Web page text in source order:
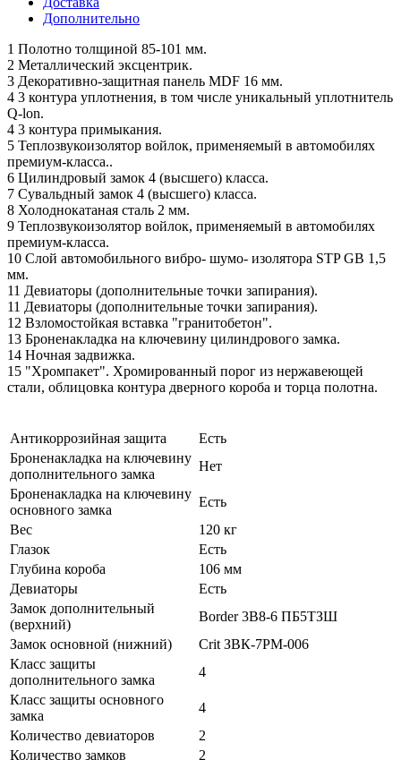
Дополнительно
1 Полотно толщиной 85-101 мм.
2 Металлический эксцентрик.
3 Декоративно-защитная панель MDF 16 мм.
4 3 контура уплотнения, в том числе уникальный уплотнитель
Q-lon.
4 3 контура примыкания.
5 Теплозвукоизолятор войлок, применяемый в автомобилях
премиум-класса..
6 Цилиндровый замок 4 (высшего) класса.
7 Сувальдный замок 4 (высшего) класса.
8 Холоднокатаная сталь 2 мм.
9 Теплозвукоизолятор войлок, применяемый в автомобилях
премиум-класса.
10 Слой автомобильного вибро- шумо- изолятора STP GB 1,5
мм.
11 Девиаторы (дополнительные точки запирания).
11 Девиаторы (дополнительные точки запирания).
12 Взломостойкая вставка "гранитобетон".
13 Броненакладка на ключевину цилиндрового замка.
14 Ночная задвижка.
15 "Хромпакет". Хромированный порог из нержавеющей
стали, облицовка контура дверного короба и торца полотна.
Антикоррозийная защита
Есть
Броненакладка на ключевину
дополнительного замка
Нет
Броненакладка на ключевину
основного замка
Есть
Вес
120 кг
Глазок
Есть
Глубина короба
106 мм
Девиаторы
Есть
Замок дополнительный
(верхний)
Border 3B8-6 ПБ5ТЗШ
Замок основной (нижний)
Crit ЗВК-7РМ-006
Класс защиты
дополнительного замка
4
Класс защиты основного
замка
4
Количество девиаторов
2
Количество замков
2